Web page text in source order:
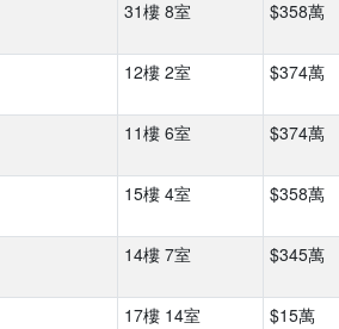
31樓 8室 $358萬
12樓 2室 $374萬
11樓 6室 $374萬
15樓 4室 $358萬
14樓 7室 $345萬
17樓 14室 $15萬